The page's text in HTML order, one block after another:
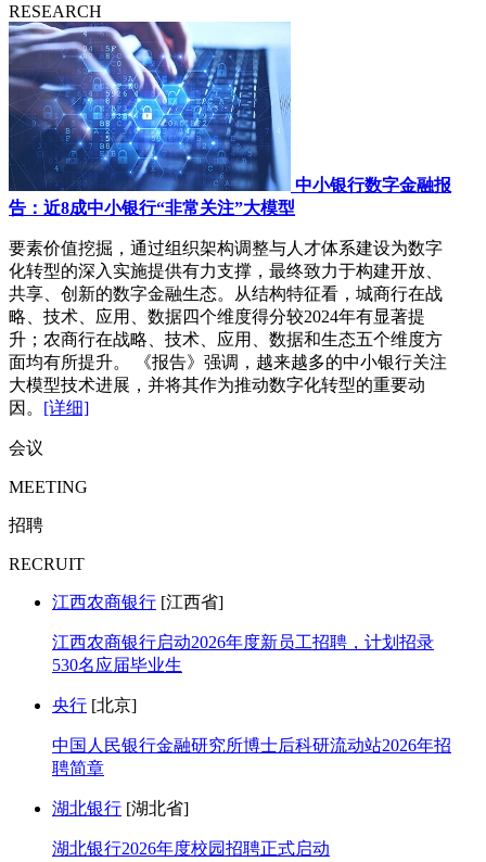
RESEARCH
中小银行数字金融报
告：近8成中小银行“非常关注”大模型
要素价值挖掘，通过组织架构调整与人才体系建设为数字
化转型的深入实施提供有力支撑，最终致力于构建开放、
共享、创新的数字金融生态。从结构特征看，城商行在战
略、技术、应用、数据四个维度得分较2024年有显著提
升；农商行在战略、技术、应用、数据和生态五个维度方
面均有所提升。 《报告》强调，越来越多的中小银行关注
大模型技术进展，并将其作为推动数字化转型的重要动
因。 [详细]
会议
MEETING
招聘
RECRUIT
江西农商银行 [江西省]
江西农商银行启动2026年度新员工招聘，计划招录
530名应届毕业生
央行 [北京]
中国人民银行金融研究所博士后科研流动站2026年招
聘简章
湖北银行 [湖北省]
湖北银行2026年度校园招聘正式启动